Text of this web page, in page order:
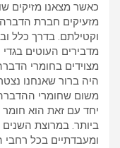
כאשר מצאנו מזיקים
מזעיקים חברת
וקטילתם. בדרך כלל
מדבירים העוטים
מצוידים בחומרי
היה ברור שאנחנו
משום שחומרי ההדברה
יחד עם זאת הוא חומר
ביותר. במרוצת השנים
ומעבדתיים בכל רחבי